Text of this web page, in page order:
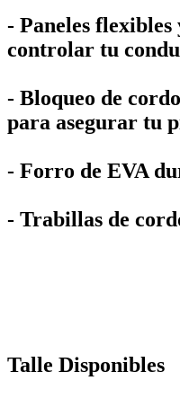
- Paneles flexibles
controlar tu
- Bloqueo de
para asegurar tu
- Forro de EVA
- Trabillas de
Talle Disponibles